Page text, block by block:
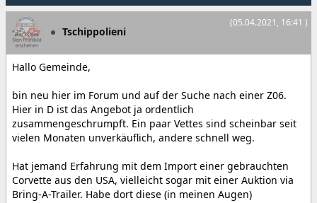
(05.04.2021, 16:41 )
Tschippolieni
Hallo Gemeinde,
bin neu hier im Forum und auf der Suche nach einer Z06.
Hier in D ist das Angebot ja ordentlich
zusammengeschrumpft. Ein paar Vettes sind scheinbar seit
vielen Monaten unverkäuflich, andere schnell weg.
Hat jemand Erfahrung mit dem Import einer gebrauchten
Corvette aus den USA, vielleicht sogar mit einer Auktion via
Bring-A-Trailer. Habe dort diese (in meinen Augen)